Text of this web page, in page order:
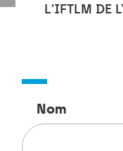
L'IFTLM DE
Nom